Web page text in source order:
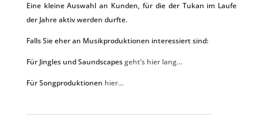
Eine kleine Auswahl an Kunden, für die der Tukan im Laufe
der Jahre aktiv werden durfte.
Falls Sie eher an Musikproduktionen interessiert sind:
Für Jingles und Saundscapesgeht’s hier lang…
Für Songproduktionen hier…